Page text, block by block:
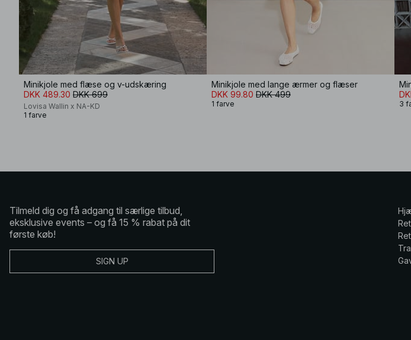
Minikjole med flæse og v-udskæring
DKK 489.30 DKK 699
Lovisa Wallin x NA-KD
1 farve
Minikjole med lange ærmer og flæser
DKK 99.80 DKK 499
1 farve 3
Tilmeld dig og få adgang til særlige tilbud,
eksklusive events – og få 15 % rabat på dit
første køb!
SIGN UP